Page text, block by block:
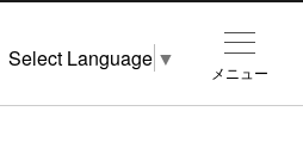
メニュー
Select Language ▼